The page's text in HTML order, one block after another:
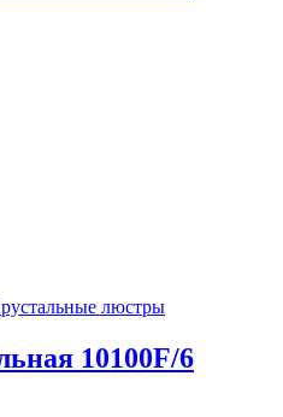
люстры
10100F/6